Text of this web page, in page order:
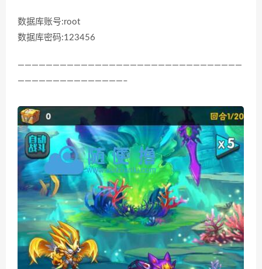
数据库账号:root
数据库密码:123456
————————————————————————————————
———————————————–